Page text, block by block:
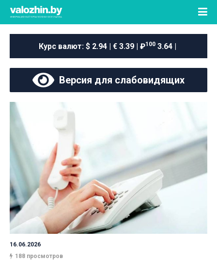
Курс валют: $ 2.94 | € 3.39 | ₽100 3.64 |
Версия для слабовидящих
16.06.2026
188 просмотров